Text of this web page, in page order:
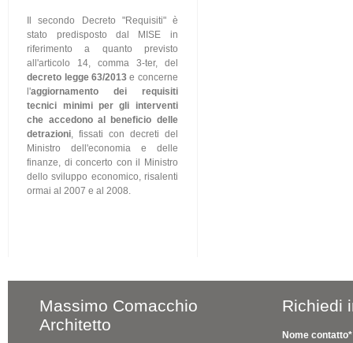
Il secondo Decreto "Requisiti" è
stato predisposto dal MISE in
riferimento a quanto previsto
all'articolo 14, comma 3-ter, del
decreto legge 63/2013 e concerne
l'aggiornamento dei requisiti
tecnici minimi per gli interventi
che accedono al beneficio delle
detrazioni , fissati con decreti del
Ministro dell'economia e delle
finanze, di concerto con il Ministro
dello sviluppo economico, risalenti
ormai al 2007 e al 2008.
Massimo Comacchio
Architetto
Richiedi
Nome